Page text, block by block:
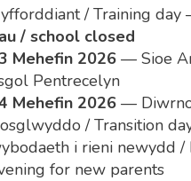
/ Training
/ school closed
Mehefin 2026 — Sioe
Pentrecelyn
Mehefin 2026 —
/ Transition
i rieni newydd /
for new parents